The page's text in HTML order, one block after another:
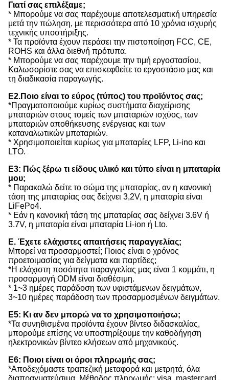
Γιατί σας επιλέξαμε;
* Μπορούμε να σας παρέχουμε αποτελεσματική υπηρεσία
μετά την πώληση, με περισσότερα από 10 χρόνια ισχυρής
τεχνικής υποστήριξης.
* Τα προϊόντα έχουν περάσει την πιστοποίηση FCC, CE,
ROHS και άλλα διεθνή πρότυπα.
* Μπορούμε να σας παρέχουμε την τιμή εργοστασίου,
Καλωσορίστε σας να επισκεφθείτε το εργοστάσιο μας και
τη διαδικασία παραγωγής.
Ε2.Ποιο είναι το εύρος (τύπος) του προϊόντος σας;
*Πραγματοποιούμε κυρίως συστήματα διαχείρισης
μπαταριών στους τομείς των μπαταριών ισχύος, των
μπαταριών αποθήκευσης ενέργειας και των
καταναλωτικών μπαταριών.
* Χρησιμοποιείται κυρίως για μπαταρίες LFP, Li-ino και
LTO.
Ε3: Πώς ξέρω τι είδους υλικό και τύπο είναι η μπαταρία
μου;
* Παρακαλώ δείτε το σώμα της μπαταρίας, αν η κανονική
τάση της μπαταρίας σας δείχνει 3,2V, η μπαταρία είναι
LiFePo4.
* Εάν η κανονική τάση της μπαταρίας σας δείχνει 3.6V ή
3.7V, η μπαταρία είναι μπαταρία Li-ion ή Lto.
Ε. Έχετε ελάχιστες απαιτήσεις παραγγελίας;
Μπορεί να προσαρμοστεί; Ποιος είναι ο χρόνος
προετοιμασίας για δείγματα και παρτίδες;
*Η ελάχιστη ποσότητα παραγγελίας μας είναι 1 κομμάτι, η
προσαρμογή ODM είναι διαθέσιμη.
* 1~3 ημέρες παράδοση των υφιστάμενων δειγμάτων,
3~10 ημέρες παράδοση των προσαρμοσμένων δειγμάτων.
Ε5: Κι αν δεν μπορώ να το χρησιμοποιήσω;
*Τα συνηθισμένα προϊόντα έχουν βίντεο διδασκαλίας,
μπορούμε επίσης να υποστηρίξουμε την καθοδήγηση
ηλεκτρονικών βίντεο κλήσεων από μηχανικούς.
Ε6: Ποιοι είναι οι όροι πληρωμής σας;
*Αποδεχόμαστε τραπεζική μεταφορά και μετρητά, όλα